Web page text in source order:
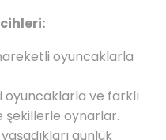
hareketli oyuncaklarla
oyuncaklarla ve farklı
oynarlar.
günlük